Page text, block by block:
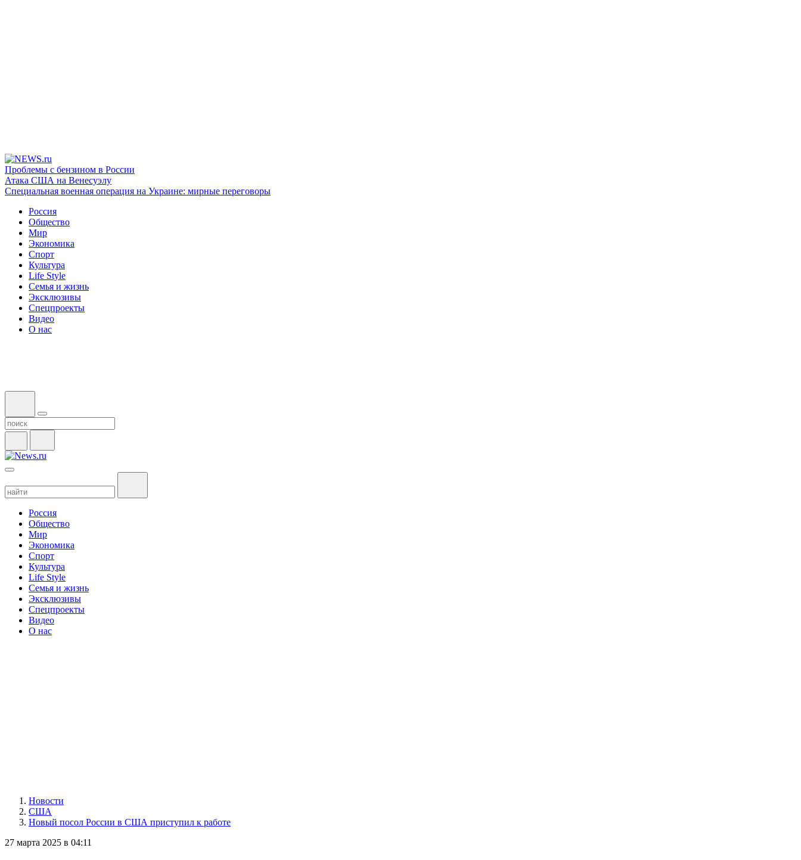
Проблемы с бензином в России
Атака США на Венесуэлу
Специальная военная операция на Украине: мирные переговоры
Россия
Общество
Мир
Экономика
Спорт
Культура
Life Style
Семья и жизнь
Эксклюзивы
Спецпроекты
Видео
О нас
Россия
Общество
Мир
Экономика
Спорт
Культура
Life Style
Семья и жизнь
Эксклюзивы
Спецпроекты
Видео
О нас
Новости
США
Новый посол России в США приступил к работе
27 марта 2025 в 04:11